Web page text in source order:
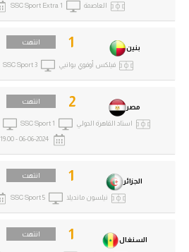
السنغال 1 انتهت
الجزائر 1 انتهت
نيلسون مانديلا SSC Sport 5
مصر 2 انتهت
استاد القاهرة الدولي SSC Sport 1
06-06-2024 - 19:00
بنين 1 انتهت
فيلكس أوفوي بوانيي SSC Sport 3
العاصمة SSC Sport Extra 1